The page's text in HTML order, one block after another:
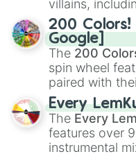
villains,
Kamado, the
Rengokuand
demons like
Kokushibo
200
Google]
The 200
spin wheel
paired with
spanning the
vibrant tones
Red),#39FF14
#007FFF
like#F5F5DC
Every
The Every
features over
instrumental